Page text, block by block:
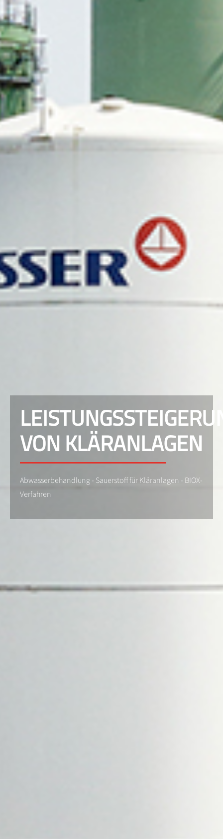
VON KLÄRANLAGEN
Abwasserbehandlung - Sauerstoff für Kläranlagen - BIOX-
Verfahren